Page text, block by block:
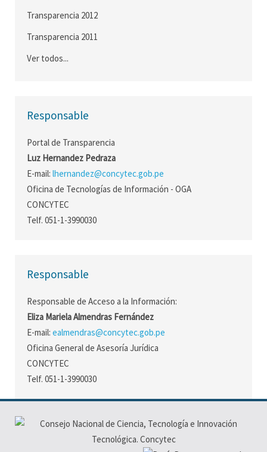
Transparencia 2012
Transparencia 2011
Ver todos...
Responsable
Portal de Transparencia
Luz Hernandez Pedraza
E-mail: lhernandez@concytec.gob.pe
Oficina de Tecnologías de Información - OGA
CONCYTEC
Telf. 051-1-3990030
Responsable
Responsable de Acceso a la Información:
Eliza Mariela Almendras Fernández
E-mail: ealmendras@concytec.gob.pe
Oficina General de Asesoría Jurídica
CONCYTEC
Telf. 051-1-3990030